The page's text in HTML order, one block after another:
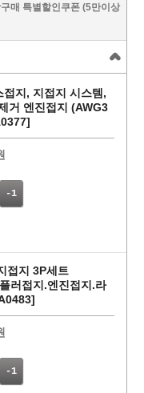
바로
매 특별할인쿠폰 (5만이상
지, 지접지 시스템,
거 엔진접지 (AWG3
-1
접지 3P세트
러접지.엔진접지.라
-1